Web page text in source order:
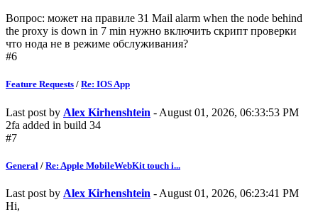
Вопрос: может на правиле 31 Mail alarm when the node behind
the proxy is down in 7 min нужно включить скрипт проверки
что нода не в режиме обслуживания?
#6
Feature Requests / Re: IOS App
Last post by Alex Kirhenshtein - August 01, 2026, 06:33:53 PM
2fa added in build 34
#7
General / Re: Apple MobileWebKit touch i...
Last post by Alex Kirhenshtein - August 01, 2026, 06:23:41 PM
Hi,